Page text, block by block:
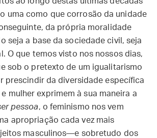
uma como que corrosão da unidade
da própria moralidade
seja a base da sociedade civil, seja
O que temos visto nos nossos dias,
sob o pretexto de um igualitarismo
prescindir da diversidade específica
mulher exprimem à sua maneira a
pessoa, o feminismo nos vem
apropriação cada vez mais
masculinos—e sobretudo dos